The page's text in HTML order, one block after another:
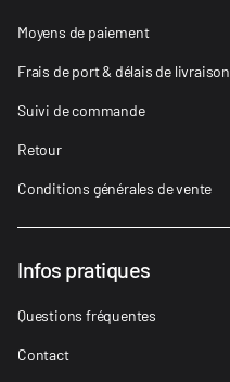
Moyens de paiement
Frais de port & délais de livraison
Suivi de commande
Retour
Conditions générales de vente
Infos pratiques
Questions fréquentes
Contact